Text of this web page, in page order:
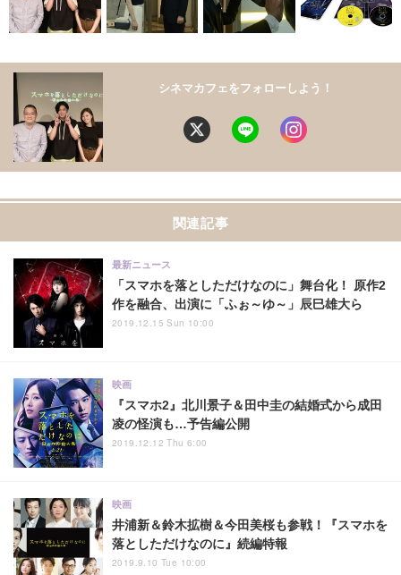
シネマカフェをフォローしよう！
関連記事
「スマホを落としただけなのに」舞台化！ 原作2
作を融合、出演に「ふぉ～ゆ～」辰巳雄大ら
最新ニュース
2019.12.15 Sun 10:00
『スマホ2』北川景子＆田中圭の結婚式から成田
凌の怪演も…予告編公開
映画
2019.12.12 Thu 6:00
井浦新＆鈴木拡樹＆今田美桜も参戦！『スマホを
落としただけなのに』続編特報
映画
2019.9.10 Tue 10:00